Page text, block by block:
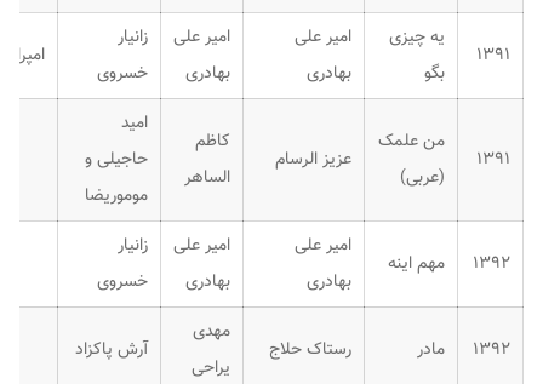
۱۳۹۱
یه چیزی
بگو
امیر علی
بهادری
امیر علی
بهادری
زانیار
خسروی
۱۳۹۱
من علمک
(عربی)
عزیز الرسام
کاظم
الساهر
امید
حاجیلی و
موموریضا
۱۳۹۲ مهم اینه
امیر علی
بهادری
امیر علی
بهادری
زانیار
خسروی
۱۳۹۲ مادر رستاک حلاج
مهدی
یراحی
آرش پاکزاد